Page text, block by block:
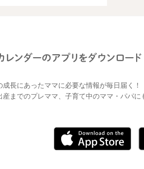
成長にあったママに必要な情報が毎日届く！
産までのプレママ、子育て中のママ・パパに